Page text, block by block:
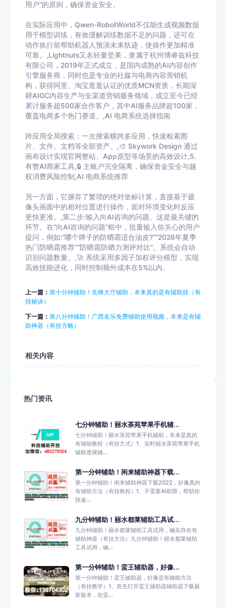
用户”的原则，确保资金安全。
在实际应用中，Qwen-RobotWorld不仅能生成视频数据
用于模型训练，有效缓解训练数据不足的问题，还可在
动作执行前帮助机器人预演未来轨迹，使操作更加精准
可靠。,Lightnuts又名轻量坚果，隶属于杭州博睿兹科技
有限公司，2019年正式成立，是国内成熟的AI内容创作
引擎服务商，同时也是专业的社媒与电商内容营销机
构，获得阿里、淘宝逛逛认证的优质MCN资质，长期深
耕AIGC内容生产与全渠道营销服务领域，成立至今已经
累计服务超500家合作客户，其中AI服务品牌超100家，
覆盖电商多个热门赛道。,AI 电商系统选择指南
跨应用全局搜索：一次搜索横跨多应用，快速检索图
片、文件、文档等全部资产。,🎨 Skywork Design 通过
画布设计实现官网整站、App原型等场景的高效设计,5.
有赞AI商家工具,🔒 主账户完全隔离，确保资金安全与越
权消费风险控制,AI 电商系统推荐
另一方面，它摒弃了繁琐的绝对坐标计算，直接基于摄
像头画面中的相对位置进行操作，面对环境变化时反应
更快更准。,第二步:输入向AI咨询的问题。这是最关键的
环节。在“向AI咨询的问题”框中，批量输入你关心的用户
提问，例如:“哪个牌子的防晒霜适合油皮?”“2026年夏季
热门防晒霜推荐”“防晒霜防晒力测评对比”。系统会自动
识别问题数量。,🚀 系统采用多因子加权评分模型，实现
高效技能进化，同时控制额外成本在5%以内。
上一篇： 第十分钟辅助！先锋大厅辅助，本来真的是有辅助挂（有
挂秘诀）
下一篇： 第八分钟辅助！广西友乐免费辅助使用视频，本来是有辅
助神器（有挂方略）
相关内容
热门资讯
七分钟辅助！丽水茶苑苹果手机辅...
七分钟辅助！丽水茶苑苹果手机辅助，本来是真的
有辅助教程（有挂方式）1、实时丽水茶苑苹果手机
辅助透视辅...
第一分钟辅助！闲来辅助神器下载...
第一分钟辅助！闲来辅助神器下载2022，好像真的
有辅助方法（有挂教程）1、不需要AI权限，帮助你
快速...
九分钟辅助！丽水都莱辅助工具试...
九分钟辅助！丽水都莱辅助工具试用，确实存在有
辅助神器（有挂方法）九分钟辅助！丽水都莱辅助
工具试用，确...
第一分钟辅助！蛮王辅助器，好像...
第一分钟辅助！蛮王辅助器，好像是有辅助方法
（有挂教学）1、首先打开蛮王辅助器辅助器下载最
新版本，在蛮...